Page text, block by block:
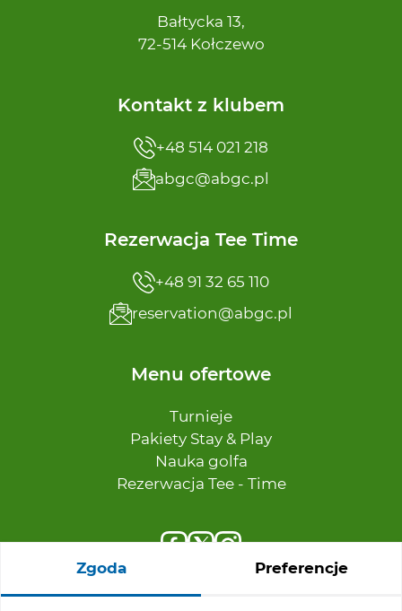
Bałtycka 13,
72-514 Kołczewo
Kontakt z klubem
+48 514 021 218
abgc@abgc.pl
Rezerwacja Tee Time
+48 91 32 65 110
reservation@abgc.pl
Menu ofertowe
Turnieje
Pakiety Stay & Play
Nauka golfa
Rezerwacja Tee - Time
Zgoda Preferencje